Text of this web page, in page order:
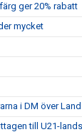
ger 20% rabatt
mycket
i DM över
till U21-